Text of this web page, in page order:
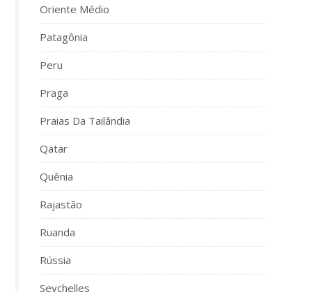
Oriente Médio
Patagônia
Peru
Praga
Praias Da Tailândia
Qatar
Quênia
Rajastão
Ruanda
Rússia
Seychelles